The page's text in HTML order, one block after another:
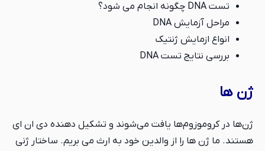
تست DNA چگونه انجام می شود؟
مراحل آزمایش DNA
انواع ازمایش ژنتیک
بررسی نتایج تست DNA
ژن ها
ژن‌ها در کروموزوم‌ها یافت می‌شوند و تشکیل دهنده دی ان ای
هستند. ما ژن ها را از والدین خود به ارث می بریم. ساختار ژنی